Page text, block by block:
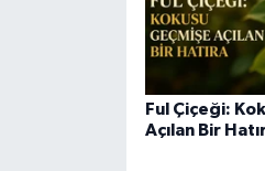
Ful Çiçeği:
Açılan Bir